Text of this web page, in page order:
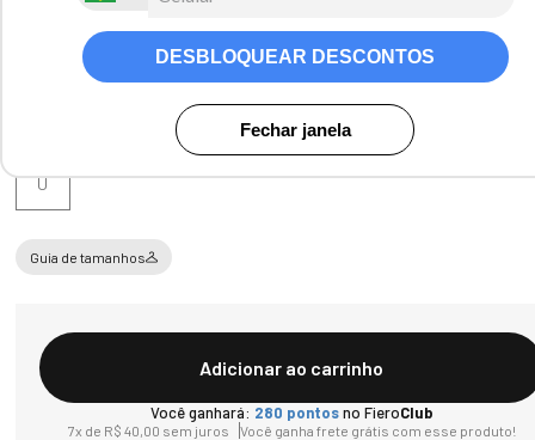
DESBLOQUEAR DESCONTOS
Fechar janela
U
Guia de tamanhos
Adicionar ao carrinho
Você ganhará: 280 pontosno FieroClub
7x de R$ 40,00 sem juros Você ganha frete grátis com esse produto!